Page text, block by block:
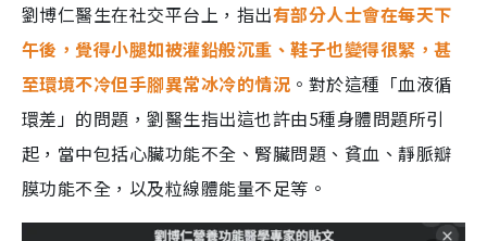
劉博仁醫生在社交平台上，指出有部分人士會在每天下
午後，覺得小腿如被灌鉛般沉重、鞋子也變得很緊，甚
至環境不冷但手腳異常冰冷的情況 。對於這種「血液循
環差」的問題，劉醫生指出這也許由5種身體問題所引
起，當中包括心臟功能不全、腎臟問題、貧血、靜脈瓣
膜功能不全，以及粒線體能量不足等。